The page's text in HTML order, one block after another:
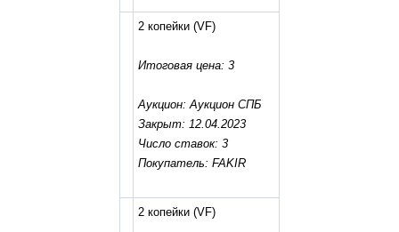
2 копейки (VF)
Итоговая цена: 3
Аукцион: Аукцион СПБ
Закрыт: 12.04.2023
Число ставок: 3
Покупатель: FAKIR
2 копейки (VF)